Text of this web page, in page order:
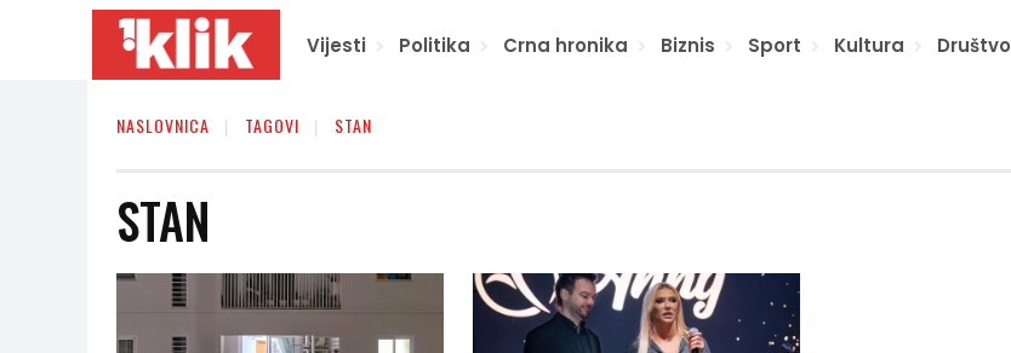
Vijesti Politika Crna hronika Biznis Sport Kultura Društvo
NASLOVNICA TAGOVI STAN
STAN